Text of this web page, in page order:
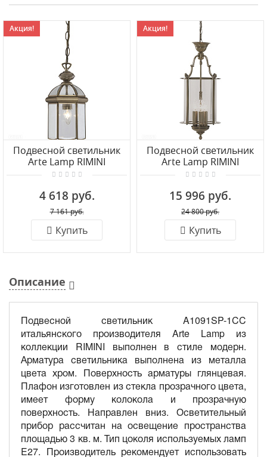
Акция!
Подвесной светильник
Arte Lamp RIMINI
A6501SP-1AB
4 618 руб.
7 161 руб.
Купить
Акция!
Подвесной светильник
Arte Lamp RIMINI
A6503SP-3AB
15 996 руб.
24 800 руб.
Купить
Описание
Подвесной светильник A1091SP-1CC
итальянского производителя Arte Lamp из
коллекции RIMINI выполнен в стиле модерн.
Арматура светильника выполнена из металла
цвета хром. Поверхность арматуры глянцевая.
Плафон изготовлен из стекла прозрачного цвета,
имеет форму колокола и прозрачную
поверхность. Направлен вниз. Осветительный
прибор рассчитан на освещение пространства
площадью 3 кв. м. Тип цоколя используемых ламп
E27. Производитель рекомендует использовать